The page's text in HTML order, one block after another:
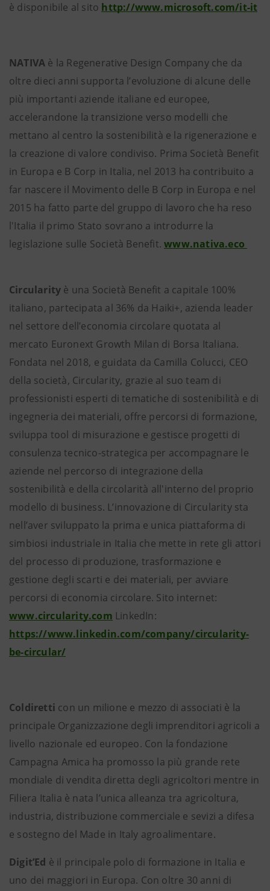
è disponibile al sito http://www.microsoft.com/it-it
NATIVA è la Regenerative Design Company che da
oltre dieci anni supporta l’evoluzione di alcune delle
più importanti aziende italiane ed europee,
accelerandone la transizione verso modelli che
mettano al centro la sostenibilità e la rigenerazione e
la creazione di valore condiviso. Prima Società Benefit
in Europa e B Corp in Italia, nel 2013 ha contribuito a
far nascere il Movimento delle B Corp in Europa e nel
2015 ha fatto parte del gruppo di lavoro che ha reso
l'Italia il primo Stato sovrano a introdurre la
legislazione sulle Società Benefit.www.nativa.eco
Circularity è una Società Benefit a capitale 100%
italiano, partecipata al 36% da Haiki+, azienda leader
nel settore dell’economia circolare quotata al
mercato Euronext Growth Milan di Borsa Italiana.
Fondata nel 2018, e guidata da Camilla Colucci, CEO
della società, Circularity, grazie al suo team di
professionisti esperti di tematiche di sostenibilità e di
ingegneria dei materiali, offre percorsi di formazione,
sviluppa tool di misurazione e gestisce progetti di
consulenza tecnico-strategica per accompagnare le
aziende nel percorso di integrazione della
sostenibilità e della circolarità all'interno del proprio
modello di business. L’innovazione di Circularity sta
nell’aver sviluppato la prima e unica piattaforma di
simbiosi industriale in Italia che mette in rete gli attori
del processo di produzione, trasformazione e
gestione degli scarti e dei materiali, per avviare
percorsi di economia circolare. Sito internet:
www.circularity.com LinkedIn:
https://www.linkedin.com/company/circularity-
be-circular/
Coldiretti con un milione e mezzo di associati è la
principale Organizzazione degli imprenditori agricoli a
livello nazionale ed europeo. Con la fondazione
Campagna Amica ha promosso la più grande rete
mondiale di vendita diretta degli agricoltori mentre in
Filiera Italia è nata l’unica alleanza tra agricoltura,
industria, distribuzione commerciale e sevizi a difesa
e sostegno del Made in Italy agroalimentare.
Digit’Ed è il principale polo di formazione in Italia e
uno dei maggiori in Europa. Con oltre 30 anni di